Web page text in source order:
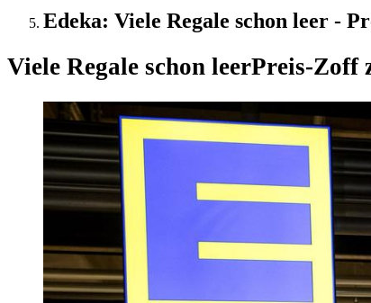
Edeka: Viele Regale schon leer -
Viele Regale schon leerPreis-Zoff